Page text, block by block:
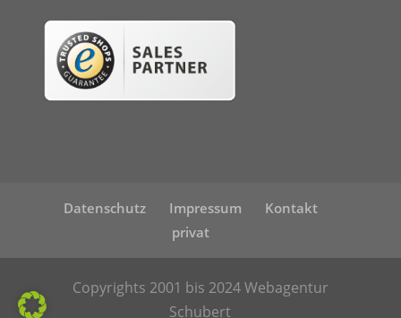
Datenschutz Impressum
Kontakt
privat
Copyrights 2001 bis 2024 Webagentur
Schubert